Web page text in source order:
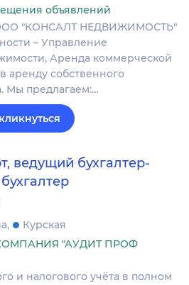
объявлений
ООО "КОНСАЛТ НЕДВИЖИМОСТЬ"
– Управление
Аренда коммерческой
аренду собственного
Мы предлагаем:…
ведущий бухгалтер-
Курская
"АУДИТ ПРОФ
и налогового учёта в полном